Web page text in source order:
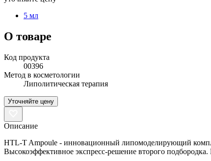
5 мл
О товаре
Код продукта
00396
Метод в косметологии
Липолитическая терапия
Уточняйте цену
Описание
HTL-T Ampoule - инновационный липомоделирующий
Высокоэффективное экспресс-решение второго